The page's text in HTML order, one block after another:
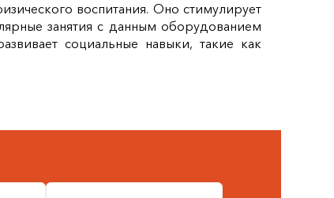
воспитания. Оно стимулирует
занятия с данным оборудованием
социальные навыки, такие как